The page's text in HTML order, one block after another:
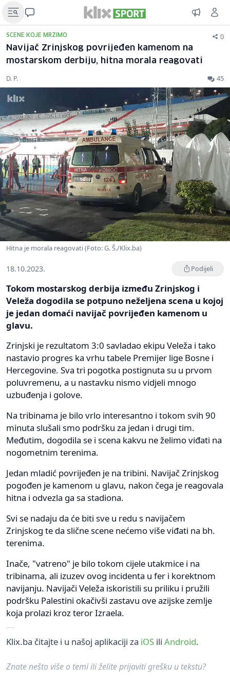
SCENE KOJE MRZIMO 0
Navijač Zrinjskog povrijeđen kamenom na
mostarskom derbiju, hitna morala reagovati
D. P. 45
Hitna je morala reagovati (Foto: G. Š./Klix.ba)
18.10.2023. Podijeli
Tokom mostarskog derbija između Zrinjskog i
Veleža dogodila se potpuno neželjena scena u kojoj
je jedan domaći navijač povrijeđen kamenom u
glavu.
Zrinjski je rezultatom 3:0 savladao ekipu Veleža i tako
nastavio progres ka vrhu tabele Premijer lige Bosne i
Hercegovine. Sva tri pogotka postignuta su u prvom
poluvremenu, a u nastavku nismo vidjeli mnogo
uzbuđenja i golove.
Na tribinama je bilo vrlo interesantno i tokom svih 90
minuta slušali smo podršku za jedan i drugi tim.
Međutim, dogodila se i scena kakvu ne želimo viđati na
nogometnim terenima.
Jedan mladić povrijeđen je na tribini. Navijač Zrinjskog
pogođen je kamenom u glavu, nakon čega je reagovala
hitna i odvezla ga sa stadiona.
Svi se nadaju da će biti sve u redu s navijačem
Zrinjskog te da slične scene nećemo više viđati na bh.
terenima.
Inače, "vatreno" je bilo tokom cijele utakmice i na
tribinama, ali izuzev ovog incidenta u fer i korektnom
navijanju. Navijači Veleža iskoristili su priliku i pružili
podršku Palestini okačivši zastavu ove azijske zemlje
koja prolazi kroz teror Izraela.
Klix.ba čitajte i u našoj aplikaciji za iOS ili Android.
Znate nešto više o temi ili želite prijaviti grešku u tekstu?